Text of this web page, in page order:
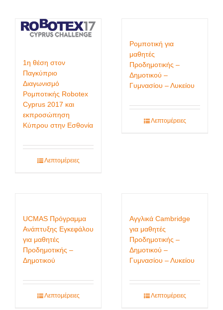
1η θέση στον
Παγκύπριο
Διαγωνισμό
Ρομποτικής Robotex
Cyprus 2017 και
εκπροσώπηση
Κύπρου στην Εσθονία
Λεπτομέρειες
Ρομποτική για
μαθητές
Προδημοτικής –
Δημοτικού –
Γυμνασίου – Λυκείου
Λεπτομέρειες
UCMAS Πρόγραμμα
Ανάπτυξης Εγκεφάλου
για μαθητές
Προδημοτικής –
Δημοτικού
Λεπτομέρειες
Αγγλικά Cambridge
για μαθητές
Προδημοτικής –
Δημοτικού –
Γυμνασίου – Λυκείου
Λεπτομέρειες